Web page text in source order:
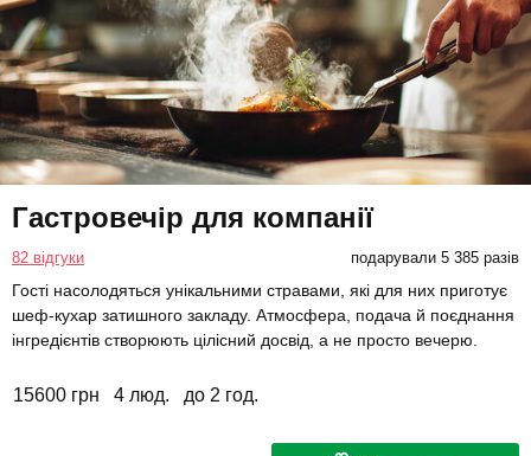
Гастровечір для компанії
82 відгуки подарували 5 385 разів
Гості насолодяться унікальними стравами, які для них приготує
шеф-кухар затишного закладу. Атмосфера, подача й поєднання
інгредієнтів створюють цілісний досвід, а не просто вечерю.
15600 грн 4 люд. до 2 год.